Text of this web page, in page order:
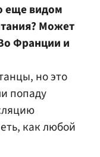
еще видом
Может
Франции и
но это
попаду
как любой